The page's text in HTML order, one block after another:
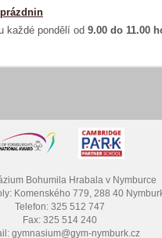
každé pondělí od 9.00 do 11.00
Bohumila Hrabala v Nymburce
Komenského 779, 288 40
Telefon: 325 512 747
Fax: 325 514 240
gymnasium@gym-nymburk.cz